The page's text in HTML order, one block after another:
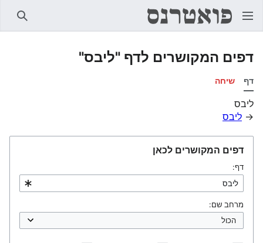
דפים המקושרים לדף "ליבס"
דף שיחה
ליבס
→ ליבס
דפים המקושרים לכאן
דף:
מרחב שם: